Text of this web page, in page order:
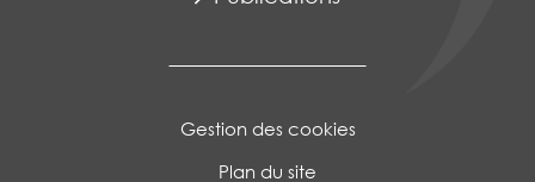
Gestion des cookies
Plan du site